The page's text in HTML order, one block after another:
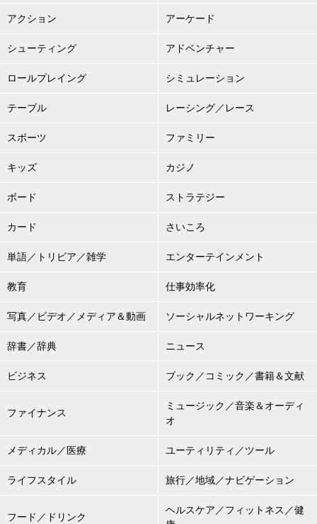
アクション アーケード
シューティング アドベンチャー
ロールプレイング シミュレーション
テーブル レーシング／レース
スポーツ ファミリー
キッズ カジノ
ボード ストラテジー
カード さいころ
単語／トリビア／雑学 エンターテインメント
教育 仕事効率化
写真／ビデオ／メディア＆動画 ソーシャルネットワーキング
辞書／辞典 ニュース
ビジネス ブック／コミック／書籍＆文献
ファイナンス
ミュージック／音楽＆オーディ
オ
メディカル／医療 ユーティリティ／ツール
ライフスタイル 旅行／地域／ナビゲーション
フード／ドリンク
ヘルスケア／フィットネス／健